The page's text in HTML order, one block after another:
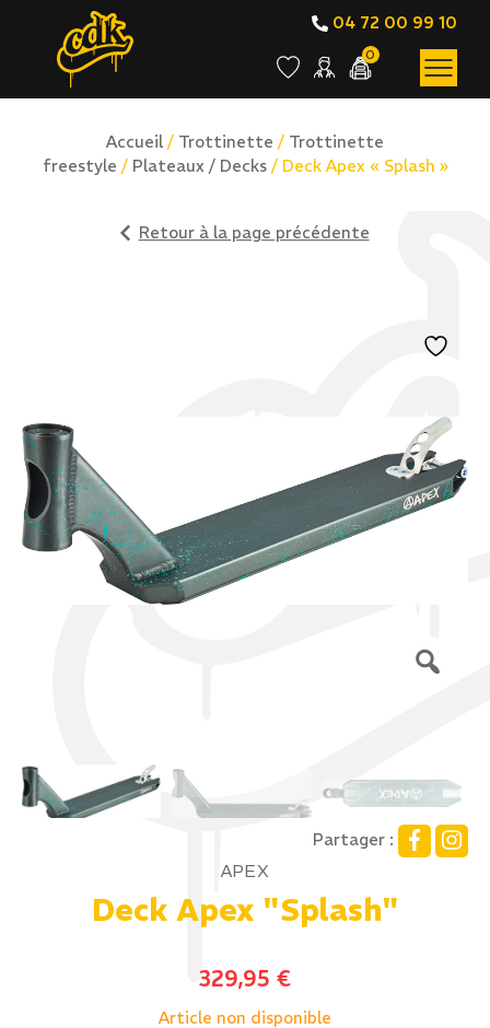
04 72 00 99 10
0
Accueil / Trottinette / Trottinette
freestyle / Plateaux / Decks/ Deck Apex « Splash »
Retour à la page précédente
Partager :
APEX
Deck Apex "Splash"
329,95 €
Article non disponible